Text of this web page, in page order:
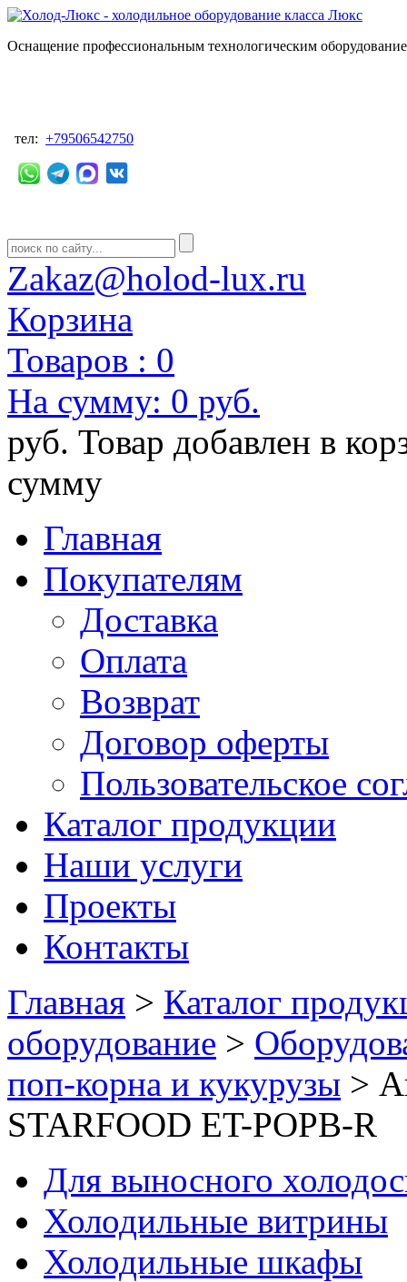
Оснащение профессиональным технологическим
тел: +79506542750
Zakaz@holod-lux.ru
Корзина
Товаров : 0
На сумму: 0 руб.
руб. Товар добавлен в
сумму
Главная
Покупателям
Доставка
Оплата
Возврат
Договор оферты
Пользовательское
Каталог продукции
Наши услуги
Проекты
Контакты
Главная > Каталог
оборудование >
поп-корна и кукурузы >
STARFOOD ET-POPB-R
Для выносного
Холодильные витрины
Холодильные шкафы